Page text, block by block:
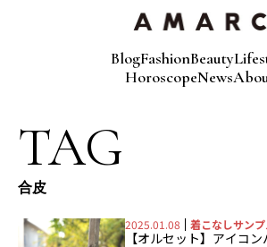
BlogFashionBeauty
HoroscopeNews
TAG
合皮
2025.01.08 着こなしサン
【オルセット】アイコ